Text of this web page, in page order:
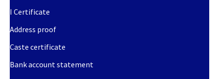
I Certificate
Address proof
Caste certificate
Bank account statement